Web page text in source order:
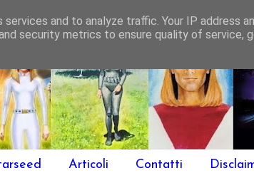
Articoli Contatti
and to analyze traffic. Your IP address
security metrics to ensure quality of service,